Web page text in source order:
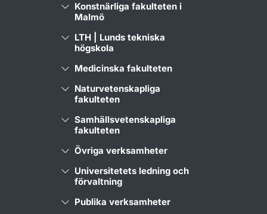
Konstnärliga fakulteten i
Malmö
LTH | Lunds tekniska
högskola
Medicinska fakulteten
Naturvetenskapliga
fakulteten
Samhällsvetenskapliga
fakulteten
Övriga verksamheter
Universitetets ledning och
förvaltning
Publika verksamheter